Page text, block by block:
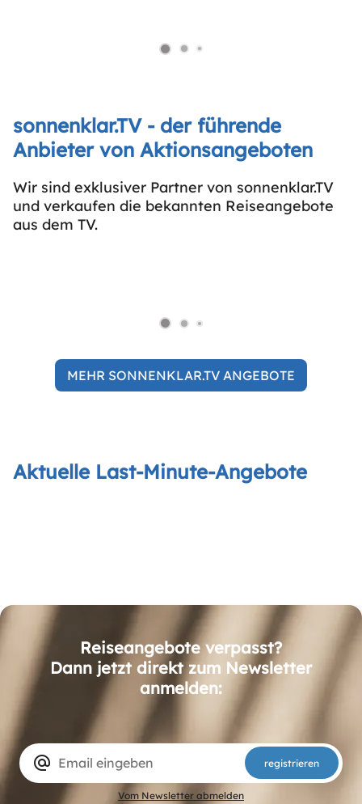
sonnenklar.TV - der führende
Anbieter von Aktionsangeboten
Wir sind exklusiver Partner von sonnenklar.TV
und verkaufen die bekannten Reiseangebote
aus dem TV.
MEHR SONNENKLAR.TV ANGEBOTE
Aktuelle Last-Minute-Angebote
Reiseangebote verpasst?
Dann jetzt direkt zum Newsletter
anmelden:
alternate_email registrieren
Vom Newsletter abmelden